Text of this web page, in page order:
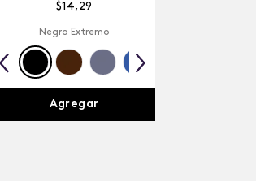
$14, 29
Negro Extremo
Agregar